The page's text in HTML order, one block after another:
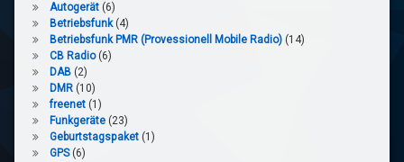
Autogerät (6)
Betriebsfunk (4)
Betriebsfunk PMR (Provessionell Mobile Radio) (14)
CB Radio (6)
DAB (2)
DMR (10)
freenet (1)
Funkgeräte (23)
Geburtstagspaket (1)
GPS (6)